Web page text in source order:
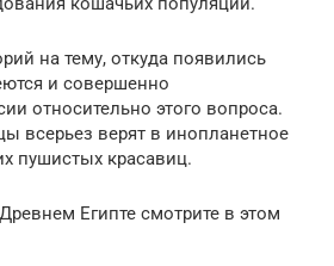
на тему, откуда появились
и совершенно
относительно этого вопроса.
всерьез верят в инопланетное
пушистых красавиц.
Египте смотрите в этом